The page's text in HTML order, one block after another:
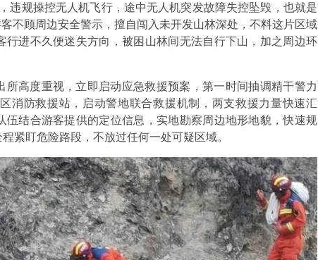
违规操控无人机飞行，途中无人机突发故障失控坠毁，也就是
不顾周边安全警示，擅自闯入未开发山林深处，不料这片区域
行进不久便迷失方向，被困山林间无法自行下山，加之周边环
高度重视，立即启动应急救援预案，第一时间抽调精干警力
消防救援站，启动警地联合救援机制，两支救援力量快速汇
结合游客提供的定位信息，实地勘察周边地形地貌，快速规
紧盯危险路段，不放过任何一处可疑区域。